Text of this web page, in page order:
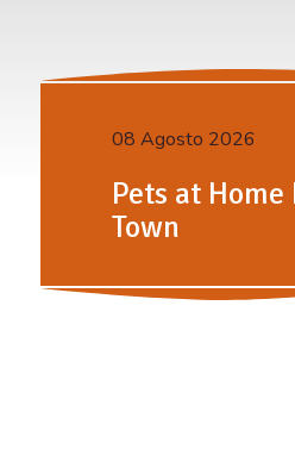
08 Agosto 2026
Pets at
Town